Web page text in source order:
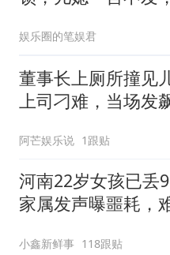
娱乐圈的笔娱君
董事长上厕所撞见
上司刁难，当场发
阿芒娱乐说 1跟贴
河南22岁女孩已丢9
家属发声曝噩耗，
小鑫新鲜事 118跟贴